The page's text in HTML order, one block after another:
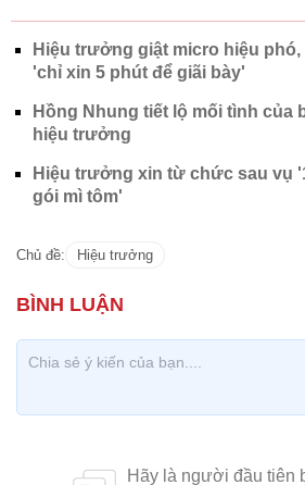
Hiệu trưởng giật micro hiệu
'chỉ xin 5 phút để giãi bày'
Hồng Nhung tiết lộ mối tình của
hiệu trưởng
Hiệu trưởng xin từ chức sau vụ
gói mì tôm'
Chủ đề: Hiệu trưởng